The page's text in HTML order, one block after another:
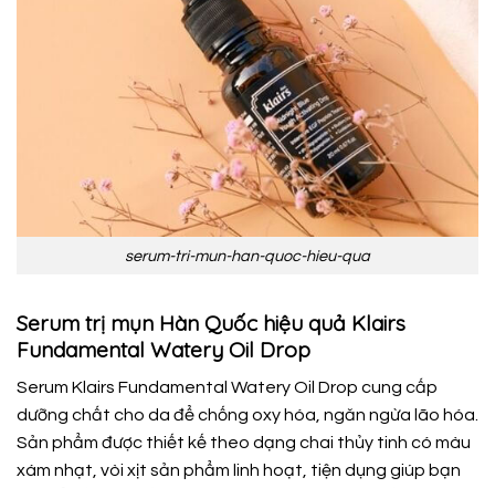
serum-tri-mun-han-quoc-hieu-qua
Serum trị mụn Hàn Quốc hiệu quả Klairs
Fundamental Watery Oil Drop
Serum Klairs Fundamental Watery Oil Drop cung cấp
dưỡng chất cho da để chống oxy hóa, ngăn ngừa lão hóa.
Sản phẩm được thiết kế theo dạng chai thủy tinh có màu
xám nhạt, vòi xịt sản phẩm linh hoạt, tiện dụng giúp bạn